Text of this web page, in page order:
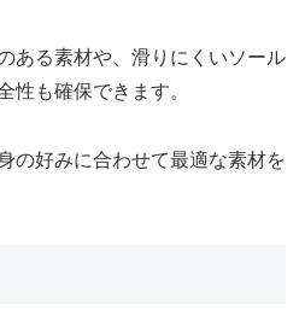
ある素材や、滑りにくいソール
性も確保できます。
の好みに合わせて最適な素材を